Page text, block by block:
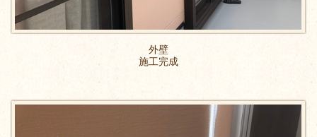
外壁
施工完成